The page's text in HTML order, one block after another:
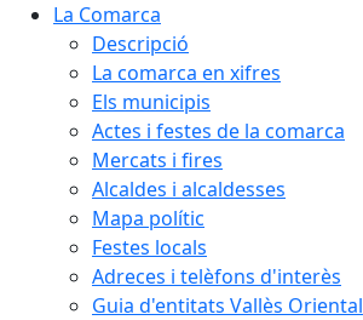
La Comarca
Descripció
La comarca en xifres
Els municipis
Actes i festes de la comarca
Mercats i fires
Alcaldes i alcaldesses
Mapa polític
Festes locals
Adreces i telèfons d'interès
Guia d'entitats Vallès Oriental